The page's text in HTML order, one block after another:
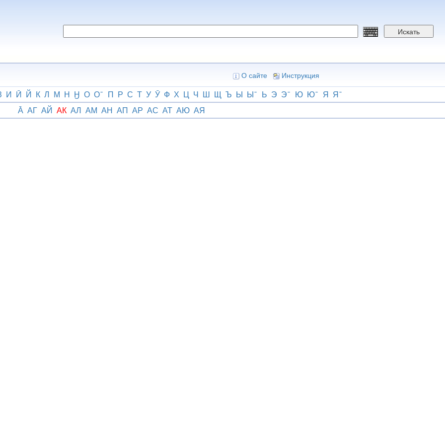
Искать
О сайте Инструкция
И Ӣ Й К Л М Н Ӈ О О П Р С Т У Ӯ Ф Х Ц Ч Ш Щ Ъ Ы Ы Ь Э Э Ю Ю Я Я
А̄ АГ АЙ АК АЛ АМ АН АП АР АС АТ АЮ АЯ